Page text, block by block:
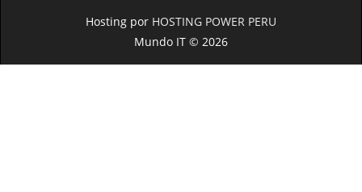
Hosting por HOSTING POWER PERU
Mundo IT © 2026